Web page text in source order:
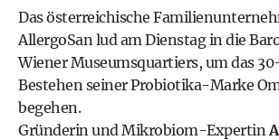
Das österreichische
AllergoSan lud am Dienstag in die
Wiener Museumsquartiers, um das
Bestehen seiner Probiotika-Marke
begehen.
Gründerin und Mikrobiom-Expertin